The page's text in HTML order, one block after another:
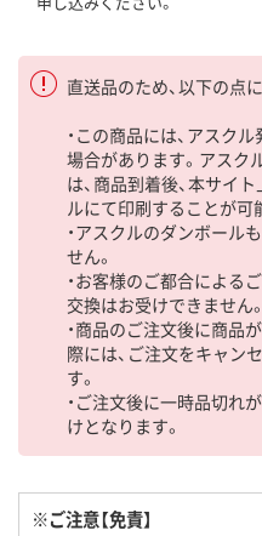
直送品のため、以下の点
・この商品には、アスク
場合があります。アスク
は、商品到着後、本サイ
ルにて印刷することが可
・アスクルのダンボール
せん。
・お客様のご都合による
交換はお受けできません。
・商品のご注文後に商品
際には、ご注文をキャン
す。
・ご注文後に一時品切れ
けとなります。
※ご注意【免責】